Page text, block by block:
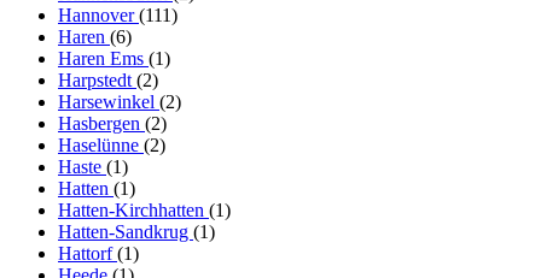
Hannover(111)
Haren (6)
Haren Ems (1)
Harpstedt (2)
Harsewinkel (2)
Hasbergen (2)
Haselünne (2)
Haste (1)
Hatten (1)
Hatten-Kirchhatten (1)
Hatten-Sandkrug (1)
Hattorf(1)